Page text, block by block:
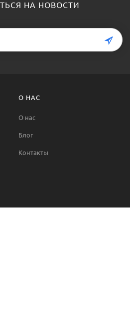
НА НОВОСТИ
О НАС
О нас
Блог
Контакты